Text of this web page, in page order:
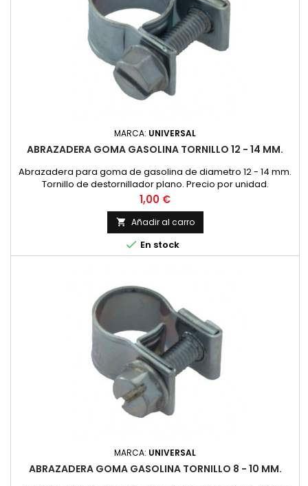
MARCA: UNIVERSAL
ABRAZADERA GOMA GASOLINA TORNILLO 12 - 14 MM.
Abrazadera para goma de gasolina de diametro 12 - 14 mm.
Tornillo de destornillador plano. Precio por unidad.
Precio
1,00 €
 Añadir al carro
 En stock
MARCA: UNIVERSAL
ABRAZADERA GOMA GASOLINA TORNILLO 8 - 10 MM.